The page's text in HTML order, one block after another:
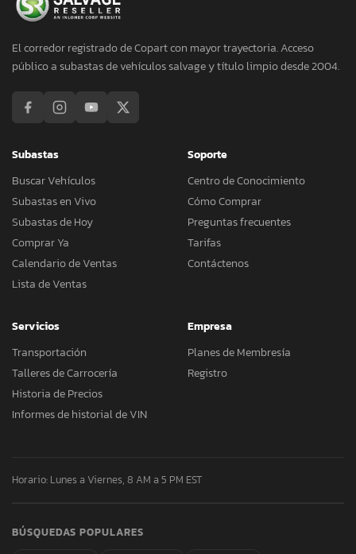
El corredor registrado de Copart con mayor trayectoria. Acceso
público a subastas de vehículos salvage y título limpio desde 2004.
Subastas
Buscar Vehículos
Subastas en Vivo
Subastas de Hoy
Comprar Ya
Calendario de Ventas
Lista de Ventas
Soporte
Centro de Conocimiento
Cómo Comprar
Preguntas frecuentes
Tarifas
Contáctenos
Servicios
Transportación
Talleres de Carrocería
Historia de Precios
Informes de historial de VIN
Empresa
Planes de Membresía
Registro
Horario: Lunes a Viernes, 8 AM a 5 PM EST
BÚSQUEDAS POPULARES